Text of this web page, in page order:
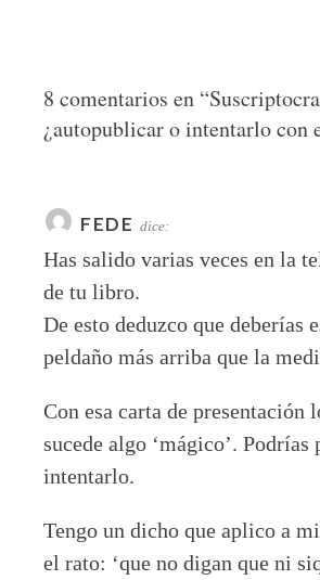
8 comentarios en “
¿autopublicar o intentarlo con
FEDE dice:
Has salido varias veces en la
de tu libro.
De esto deduzco que deberías
peldaño más arriba que la
Con esa carta de presentación
sucede algo ‘mágico’. Podrías
intentarlo.
Tengo un dicho que aplico a
el rato: ‘que no digan que ni